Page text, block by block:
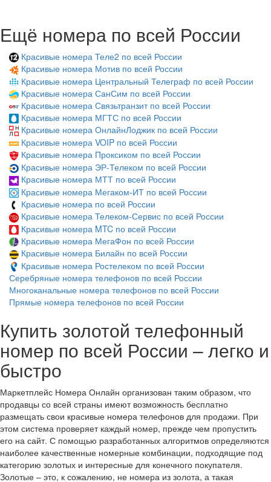
Ещё номера по всей России
Красивые номера Теле2 по всей России
Красивые номера Мотив по всей России
Красивые номера Центральный Телеграф по всей России
Красивые номера СанСим по всей России
Красивые номера Связьтранзит по всей России
Красивые номера МГТС по всей России
Красивые номера ОнлайнЛоджик по всей России
Красивые номера VOIP по всей России
Красивые номера Проксиком по всей России
Красивые номера ЭР-Телеком по всей России
Красивые номера МТТ по всей России
Красивые номера Мегаком-ИТ по всей России
Красивые номера по всей России
Красивые номера Телеком-Сервис по всей России
Красивые номера MTC по всей России
Красивые номера МегаФон по всей России
Красивые номера Билайн по всей России
Красивые номера Ростелеком по всей России
Серебряные номера телефонов по всей России
Многоканальные номера телефонов по всей России
Прямые номера телефонов по всей России
Купить золотой телефонный
номер по всей России – легко и
быстро
Маркетплейс Номера Онлайн организован таким образом, что
продавцы со всей страны имеют возможность бесплатно
размещать свои красивые номера телефонов для продажи. При
этом система проверяет каждый номер, прежде чем пропустить
его на сайт. С помощью разработанных алгоритмов определяются
наиболее качественные номерные комбинации, подходящие под
категорию золотых и интересные для конечного покупателя.
Золотые – это, к сожалению, не номера из золота, а такая